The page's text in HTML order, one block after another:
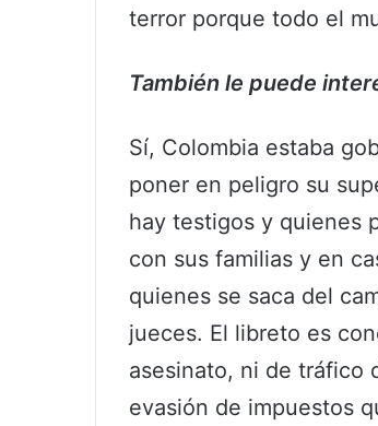
terror porque todo el
También le puede
Sí, Colombia estaba
poner en peligro su
hay testigos y quienes
con sus familias y en
quienes se saca del
jueces. El libreto es
asesinato, ni de tráfico
evasión de impuestos